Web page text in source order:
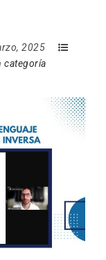
2025
categoría